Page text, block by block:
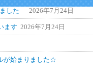
ました 2026年7月24日
ます 2026年7月24日
が始まりました☆